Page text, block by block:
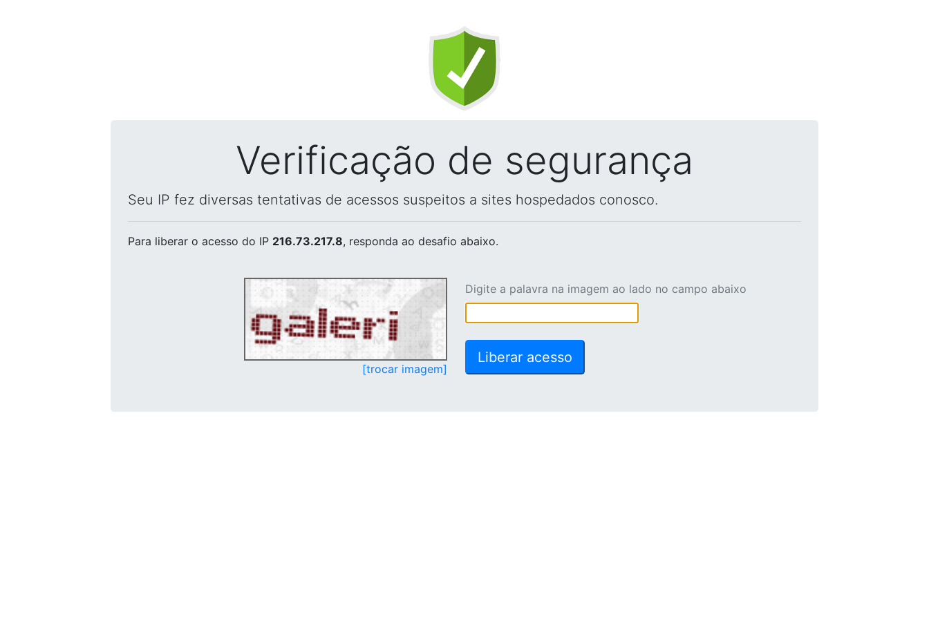
Verificação de segurança
Seu IP fez diversas tentativas de acessos suspeitos a sites hospedados conosco.
Para liberar o acesso do IP 216.73.217.8, responda ao desafio abaixo.
[trocar imagem]
Digite a palavra na imagem ao lado no campo abaixo